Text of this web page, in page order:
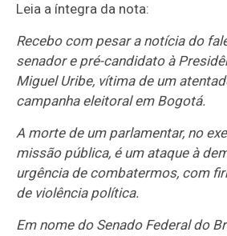
Leia a íntegra da nota:
Recebo com pesar a notícia do
senador e pré-candidato à
Miguel Uribe, vítima de um
campanha eleitoral em Bogotá.
A morte de um parlamentar, no
missão pública, é um ataque à
urgência de combatermos, com
de violência política.
Em nome do Senado Federal do